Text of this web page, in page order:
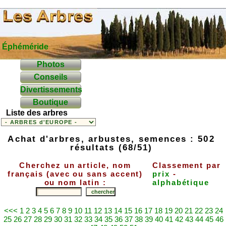
Éphéméride
Photos
Conseils
Divertissements
Boutique
Liste des arbres
Achat d'arbres, arbustes, semences : 502
résultats (68/51)
Cherchez un article, nom
français (avec ou sans accent)
ou nom latin :
Classement par
prix -
alphabétique
<<< 1 2 3 4 5 6 7 8 9 10 11 12 13 14 15 16 17 18 19 20 21 22 23 24
25 26 27 28 29 30 31 32 33 34 35 36 37 38 39 40 41 42 43 44 45 46